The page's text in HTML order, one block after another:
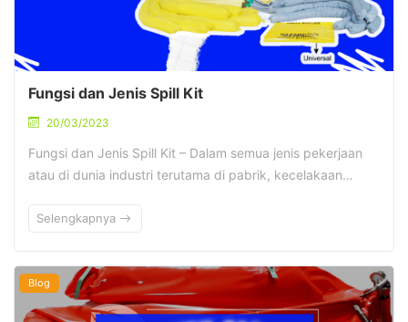
Fungsi dan Jenis Spill Kit
20/03/2023
Fungsi dan Jenis Spill Kit – Dalam semua jenis pekerjaan
atau di dunia industri terutama di pabrik, kecelakaan…
Selengkapnya
Blog